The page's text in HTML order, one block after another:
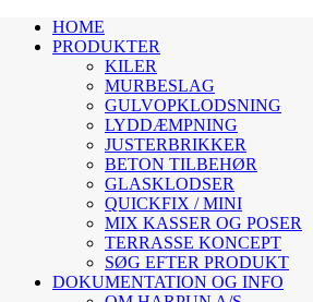
HOME
PRODUKTER
KILER
MURBESLAG
GULVOPKLODSNING
LYDDÆMPNING
JUSTERBRIKKER
BETON TILBEHØR
GLASKLODSER
QUICKFIX / MINI
MIX KASSER OG POSER
TERRASSE KONCEPT
SØG EFTER PRODUKT
DOKUMENTATION OG INFO